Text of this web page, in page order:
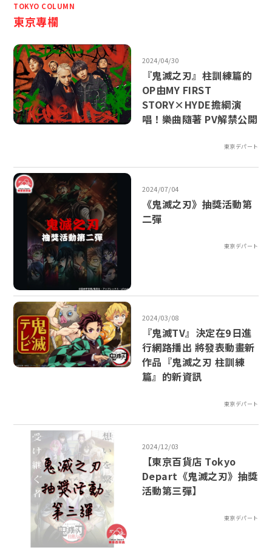
TOKYO COLUMN
東京專欄
2024/04/30
『鬼滅之刃』柱訓練篇的
OP由MY FIRST
STORY×HYDE擔綱演
唱！樂曲隨著 PV解禁公開
東京デパート
2024/07/04
《鬼滅之刃》抽獎活動第
二彈
東京デパート
2024/03/08
『鬼滅TV』決定在9日進
行網路播出 將發表動畫新
作品『鬼滅之刃 柱訓練
篇』的新資訊
東京デパート
2024/12/03
【東京百貨店 Tokyo
Depart《鬼滅之刃》抽獎
活動第三彈】
東京デパート